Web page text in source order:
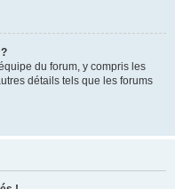
du forum, y compris les
détails tels que les forums